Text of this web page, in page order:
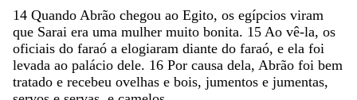
14 Quando Abrão chegou ao Egito, os egípcios viram
que Sarai era uma mulher muito bonita. 15 Ao vê-la, os
oficiais do faraó a elogiaram diante do faraó, e ela foi
levada ao palácio dele. 16 Por causa dela, Abrão foi bem
tratado e recebeu ovelhas e bois, jumentos e jumentas,